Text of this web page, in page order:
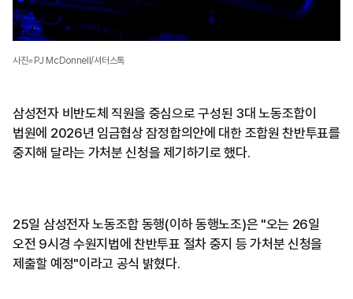
사진=PJ McDonnell/셔터스톡
삼성전자 비반도체 직원을 중심으로 구성된 3대 노동조합이
법원에 2026년 임금협상 잠정합의안에 대한 조합원 찬반투표를
중지해 달라는 가처분 신청을 제기하기로 했다.
25일 삼성전자 노동조합 동행(이하 동행노조)은 "오는 26일
오전 9시경 수원지법에 찬반투표 절차 중지 등 가처분 신청을
제출할 예정"이라고 공식 밝혔다.